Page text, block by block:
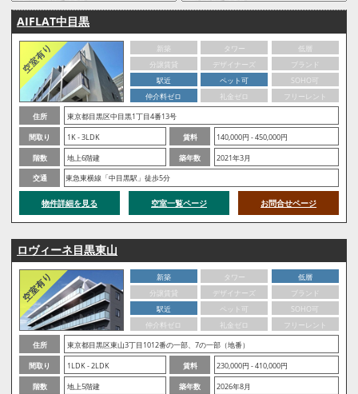
AIFLAT中目黒
新築 タワー
低層
分譲賃貸
デザイナーズ
ブランド
駅近
ペット可
SOHO可
仲介料ゼロ
礼金ゼロ
フリーレント
住所
東京都目黒区中目黒1丁目4番13号
間取り
1K - 3LDK 賃料
140,000円 - 450,000円
階数
地上6階建 築年数
2021年3月
交通
東急東横線「中目黒駅」徒歩5分
物件詳細を見る 空室一覧ページ お問合せページ
ロヴィーネ目黒東山
新築 タワー
低層
分譲賃貸
デザイナーズ
ブランド
駅近
ペット可
SOHO可
仲介料ゼロ
礼金ゼロ
フリーレント
住所
東京都目黒区東山3丁目1012番の一部、7の一部（地番）
間取り
1LDK - 2LDK 賃料
230,000円 - 410,000円
階数
地上5階建 築年数
2026年8月